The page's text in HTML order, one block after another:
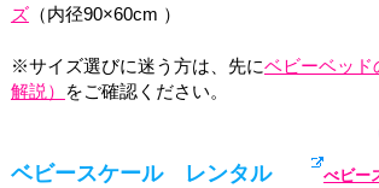
ズ（内径90×60cm ）
※サイズ選びに迷う方は、先にベビーベッド
解説）
をご確認ください。
ベビースケール レンタル べビー